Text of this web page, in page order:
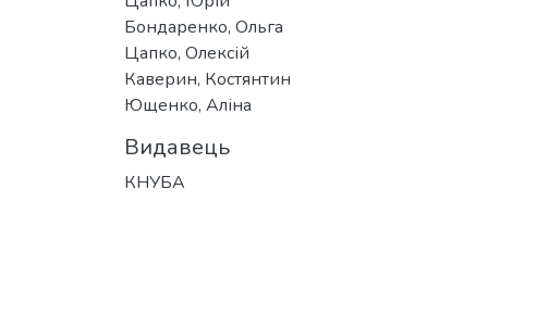
Бондаренко, Ольга
Цапко, Олексій
Каверин, Костянтин
Ющенко, Аліна
Видавець
КНУБА